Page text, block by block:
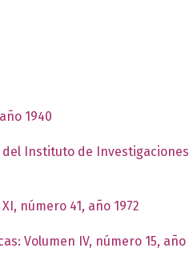
1940
del Instituto de Investigaciones
número 41, año 1972
Volumen IV, número 15, año